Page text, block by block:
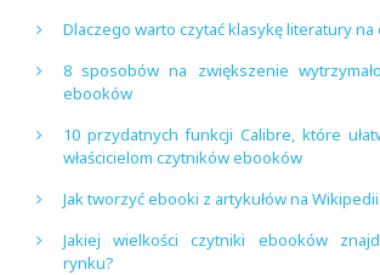
Dlaczego warto czytać klasykę literatury
8 sposobów na zwiększenie
ebooków
10 przydatnych funkcji Calibre, które
właścicielom czytników ebooków
Jak tworzyć ebooki z artykułów na
Jakiej wielkości czytniki ebooków
rynku?